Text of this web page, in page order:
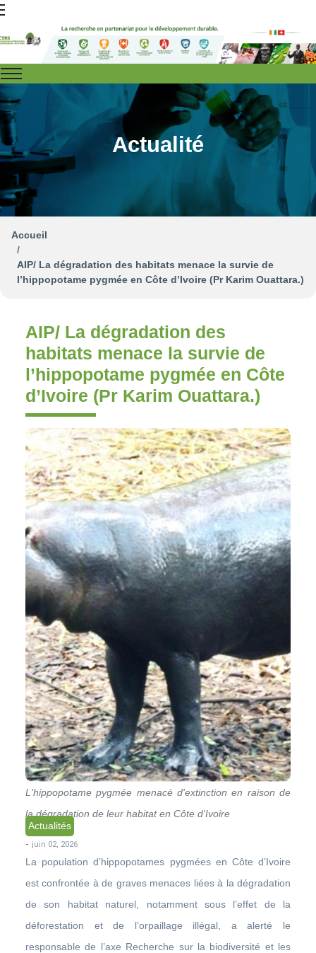
Actualité
Accueil
AIP/ La dégradation des habitats menace la survie de
l’hippopotame pygmée en Côte d’Ivoire (Pr Karim Ouattara.)
AIP/ La dégradation des
habitats menace la survie de
l’hippopotame pygmée en Côte
d’Ivoire (Pr Karim Ouattara.)
L'hippopotame pygmée menacé d'extinction en raison de
la dégradation de leur habitat en Côte d'Ivoire
Actualités
- juin 02, 2026
La population d’hippopotames pygmées en Côte d’Ivoire
est confrontée à de graves menaces liées à la dégradation
de son habitat naturel, notamment sous l’effet de la
déforestation et de l’orpaillage illégal, a alerté le
responsable de l’axe Recherche sur la biodiversité et les